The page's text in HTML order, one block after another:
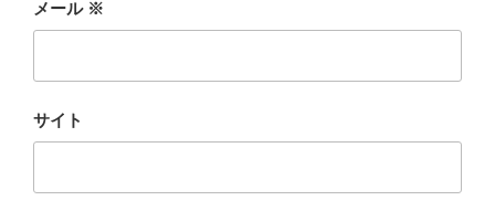
メール ※
サイト